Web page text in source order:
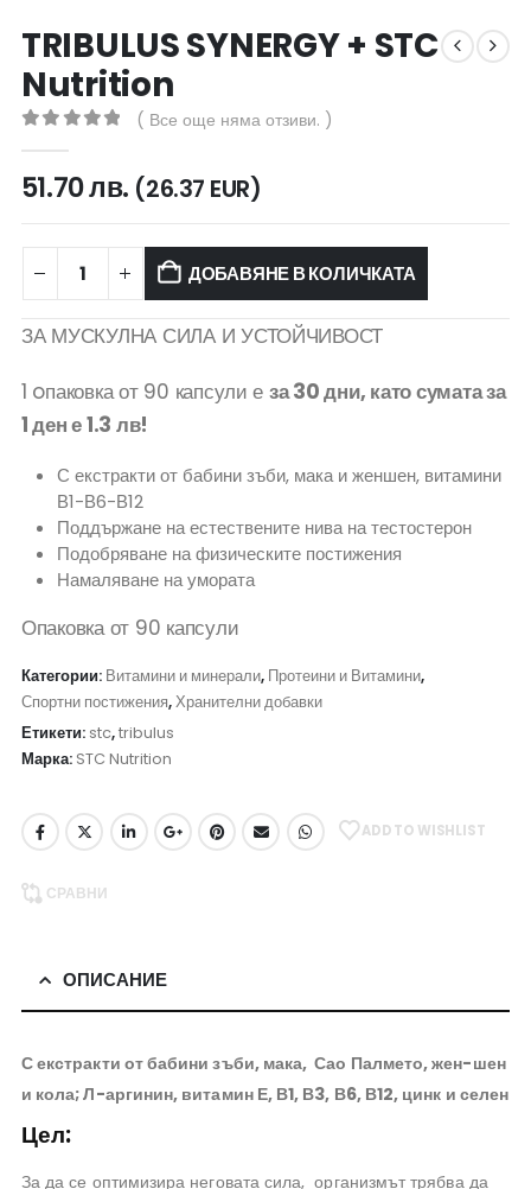
TRIBULUS SYNERGY + STC
Nutrition
( Все още няма отзиви. )
51.70лв. (26.37 EUR)
ДОБАВЯНЕ В КОЛИЧКАТА
ЗА МУСКУЛНА СИЛА И УСТОЙЧИВОСТ
1 oпаковка от 90 капсули е за 30 дни, като сумата за
1 ден е 1.3 лв!
С екстракти от бабини зъби, мака и женшен, витамини
В1-В6-В12
Поддържане на естествените нива на тестостерон
Подобряване на физическите постижения
Намаляване на умората
Опаковка от 90 капсули
Категории: Витамини и минерали, Протеини и Витамини,
Спортни постижения,Хранителни добавки
Етикети: stc,tribulus
Марка: STC Nutrition
ADD TO WISHLIST
СРАВНИ
ОПИСАНИЕ
С екстракти от бабини зъби, мака, Сао Палмето, жен-шен
и кола; Л-аргинин, витамин Е, В1, В3, В6, В12, цинк и селен
Цел:
За да се оптимизира неговата сила, организмът трябва да